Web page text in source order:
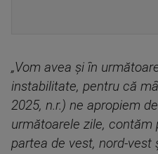
„Vom avea şi în
instabilitate, pentru că
2025, n.r.) ne apropiem
următoarele zile,
partea de vest, nord-